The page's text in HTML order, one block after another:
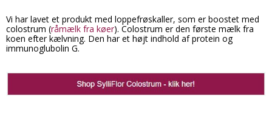
Vi har lavet et produkt med loppefrøskaller, som er boostet med
colostrum (råmælk fra køer). Colostrum er den første mælk fra
koen efter kælvning. Den har et højt indhold af protein og
immunoglubolin G.